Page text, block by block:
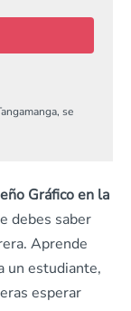
se
Gráfico en la
debes saber
Aprende
un estudiante,
esperar